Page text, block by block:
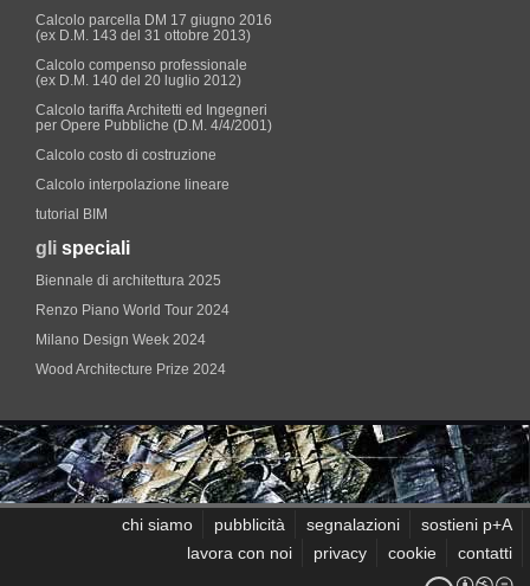
Calcolo parcella DM 17 giugno 2016
(ex D.M. 143 del 31 ottobre 2013)
Calcolo compenso professionale
(ex D.M. 140 del 20 luglio 2012)
Calcolo tariffa Architetti ed Ingegneri
per Opere Pubbliche (D.M. 4/4/2001)
Calcolo costo di costruzione
Calcolo interpolazione lineare
tutorial BIM
gli speciali
Biennale di architettura 2025
Renzo Piano World Tour 2024
Milano Design Week 2024
Wood Architecture Prize 2024
chi siamo pubblicità segnalazioni
sostieni p+A
lavora con noi
privacy cookie contatti